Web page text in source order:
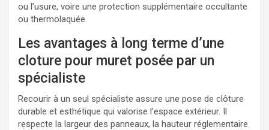
ou l’usure, voire une protection supplémentaire occultante
ou thermolaquée.
Les avantages à long terme d’une
cloture pour muret posée par un
spécialiste
Recourir à un seul spécialiste assure une pose de clôture
durable et esthétique qui valorise l’espace extérieur. Il
respecte la largeur des panneaux, la hauteur réglementaire